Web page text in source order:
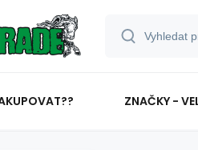
ZNAČKY -